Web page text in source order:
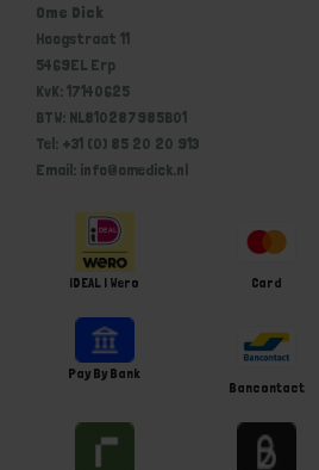
Ome Dick
Hoogstraat 11
5469EL Erp
KvK: 17140625
BTW: NL810287985B01
Tel: +31 (0) 85 20 20 913
Email: info@omedick.nl
iDEAL | Wero Card
Pay By Bank
Bancontact